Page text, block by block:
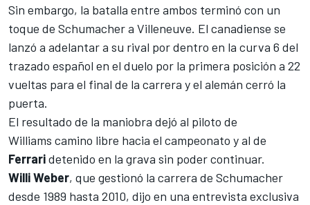
Sin embargo, la batalla entre ambos terminó con un
toque de Schumacher a Villeneuve. El canadiense se
lanzó a adelantar a su rival por dentro en la curva 6 del
trazado español en el duelo por la primera posición a 22
vueltas para el final de la carrera y el alemán cerró la
puerta.
El resultado de la maniobra dejó al piloto de
Williams camino libre hacia el campeonato y al de
Ferraridetenido en la grava sin poder continuar.
Willi Weber, que gestionó la carrera de Schumacher
desde 1989 hasta 2010, dijo en una entrevista exclusiva